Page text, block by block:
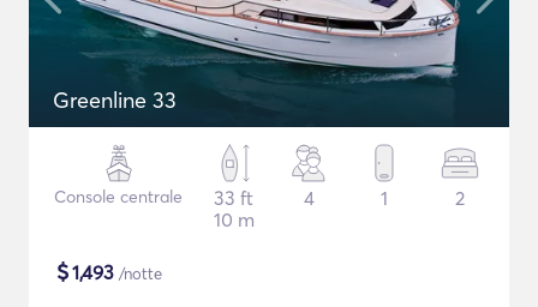
Greenline 33
Console centrale
33 ft
10 m
4 1 2
$1,493 /notte